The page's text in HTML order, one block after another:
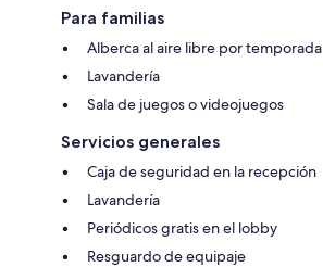
Para familias
Alberca al aire libre por temporada
Lavandería
Sala de juegos o videojuegos
Servicios generales
Caja de seguridad en la recepción
Lavandería
Periódicos gratis en el lobby
Resguardo de equipaje